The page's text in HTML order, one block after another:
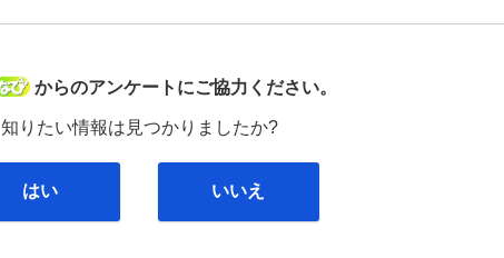
病院なび
からのアンケートにご協力ください。
知りたい情報は見つかりましたか?
はい いいえ